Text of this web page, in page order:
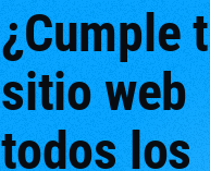
¿Cumple
sitio web
todos los